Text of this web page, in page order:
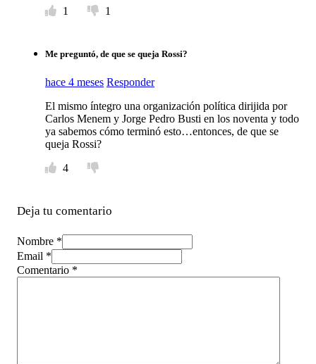
1
1
Me preguntó, de que se queja Rossi?
hace 4 meses Responder
El mismo íntegro una organización política dirijida por
Carlos Menem y Jorge Pedro Busti en los noventa y todo
ya sabemos cómo terminó esto…entonces, de que se
queja Rossi?
4
Deja tu comentario
Nombre *
Email *
Comentario *